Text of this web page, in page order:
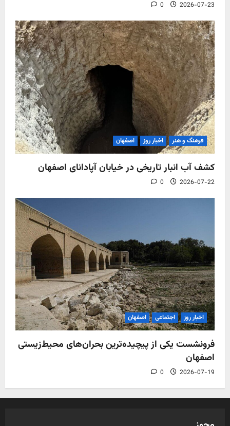
2026-07-23
0
فرهنگ و هنر اخبار روز اصفهان
کشف آب‌ انبار تاریخی در خیابان آپادانای اصفهان
2026-07-22
0
اخبار روز اجتماعی اصفهان
فرونشست یکی از پیچیده‌ترین بحران‌های محیط‌زیستی
اصفهان
2026-07-19
0